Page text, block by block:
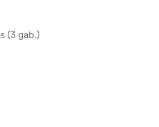
(3 gab.)